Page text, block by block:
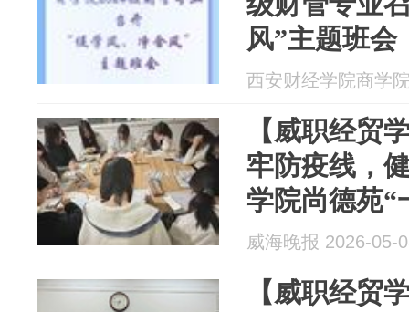
风”主题班会
西安财经学院商学
【威职经贸
牢防疫线，
学院尚德苑“
展防疫主题
威海晚报 2026-05-
【威职经贸